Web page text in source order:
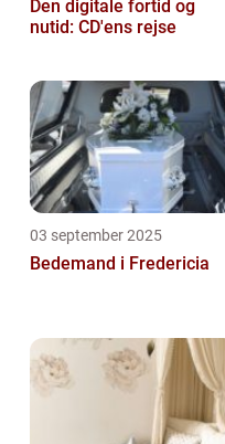
Den digitale fortid og
nutid: CD'ens rejse
03 september 2025
Bedemand i Fredericia